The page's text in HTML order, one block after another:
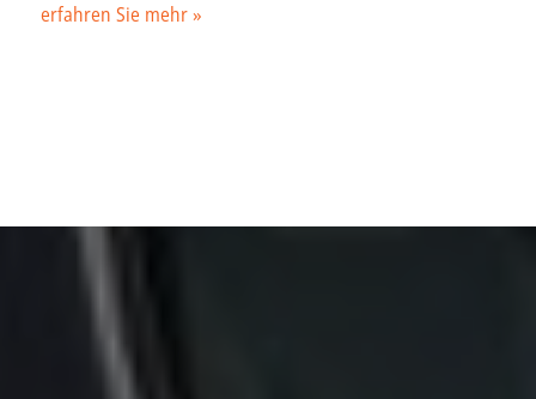
erfahren Sie mehr »